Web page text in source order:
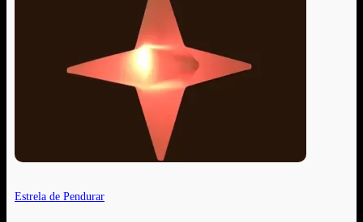
Estrela de Pendurar